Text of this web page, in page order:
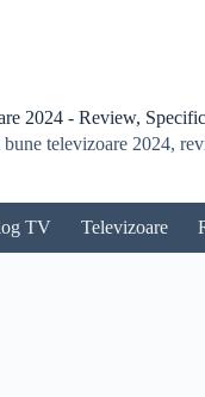
2024 - Review,
bune televizoare 2024,
TV Televizoare